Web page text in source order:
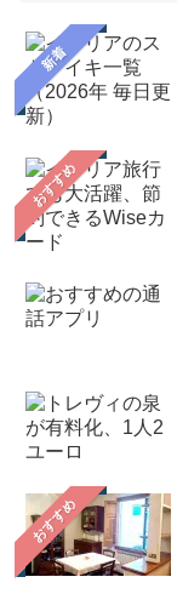
新着
おすすめ
おすすめ